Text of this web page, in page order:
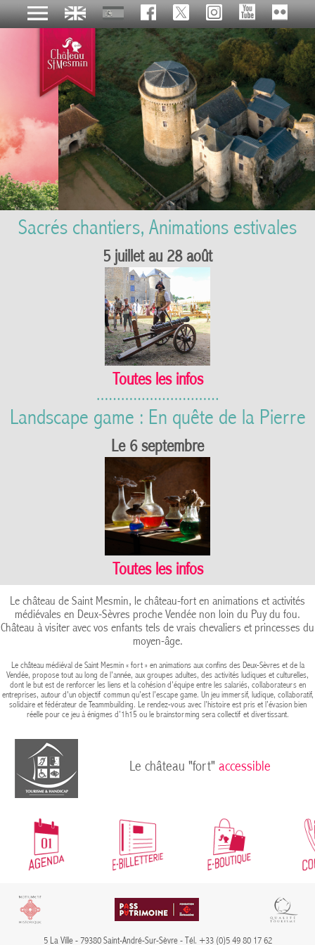
Sacrés chantiers, Animations estivales
5 juillet au 28 août
Toutes les infos
Landscape game : En quête de la Pierre
Le 6 septembre
Toutes les infos
Le château de Saint Mesmin, le château-fort en animations et activités
médiévales en Deux-Sèvres proche Vendée non loin du Puy du fou.
Château à visiter avec vos enfants tels de vrais chevaliers et princesses du
moyen-âge.
Le château médiéval de Saint Mesmin « fort » en animations aux confins des Deux-Sèvres et de la
Vendée, propose tout au long de l’année, aux groupes adultes, des activités ludiques et culturelles,
dont le but est de renforcer les liens et la cohésion d’équipe entre les salariés, collaborateurs en
entreprises, autour d'un objectif commun qu’est l’escape game. Un jeu immersif, ludique, collaboratif,
solidaire et fédérateur de Teammbuilding. Le rendez-vous avec l’histoire est pris et l’évasion bien
réelle pour ce jeu à énigmes d’1h15 ou le brainstorming sera collectif et divertissant.
Le château "fort" accessible
5 La Ville - 79380 Saint-André-Sur-Sèvre - Tél. +33 (0)5 49 80 17 62